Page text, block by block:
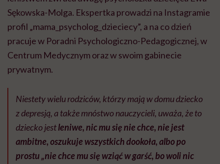
Sękowska-Molga. Ekspertka prowadzi na Instagramie
profil „mama_psycholog_dzieciecy”, a na co dzień
pracuje w Poradni Psychologiczno-Pedagogicznej, w
Centrum Medycznym oraz w swoim gabinecie
prywatnym.
Niestety wielu rodziców, którzy mają w domu dziecko
z depresją, a także mnóstwo nauczycieli, uważa, że to
dziecko jestleniwe, nic mu się nie chce, nie jest
ambitne, oszukuje wszystkich dookoła, albo po
prostu „nie chce mu się wziąć w garść, bo woli nic